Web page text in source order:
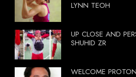
LYNN TEOH
UP CLOSE AND
SHUHID ZR
WELCOME